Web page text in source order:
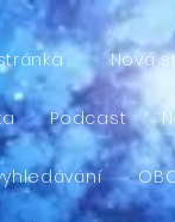
Nová
Podcast